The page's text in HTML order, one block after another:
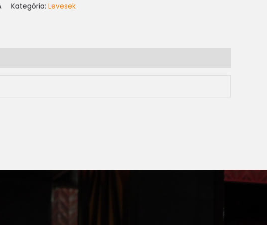
Kategória: Levesek